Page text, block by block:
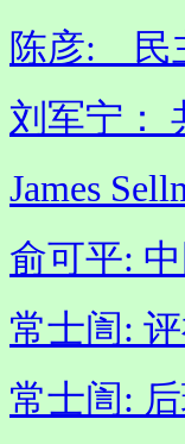
陈彦: 民
刘军宁：
James
俞可平:
常士訚:
常士訚: